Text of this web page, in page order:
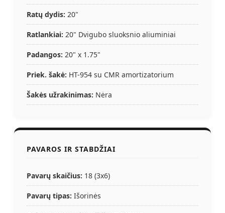
Ratų dydis: 20"
Ratlankiai: 20" Dvigubo sluoksnio aliuminiai
Padangos: 20" x 1.75"
Priek. šakė: HT-954 su CMR amortizatorium
Šakės užrakinimas: Nėra
PAVAROS IR STABDŽIAI
Pavarų skaičius: 18 (3x6)
Pavarų tipas: Išorinės